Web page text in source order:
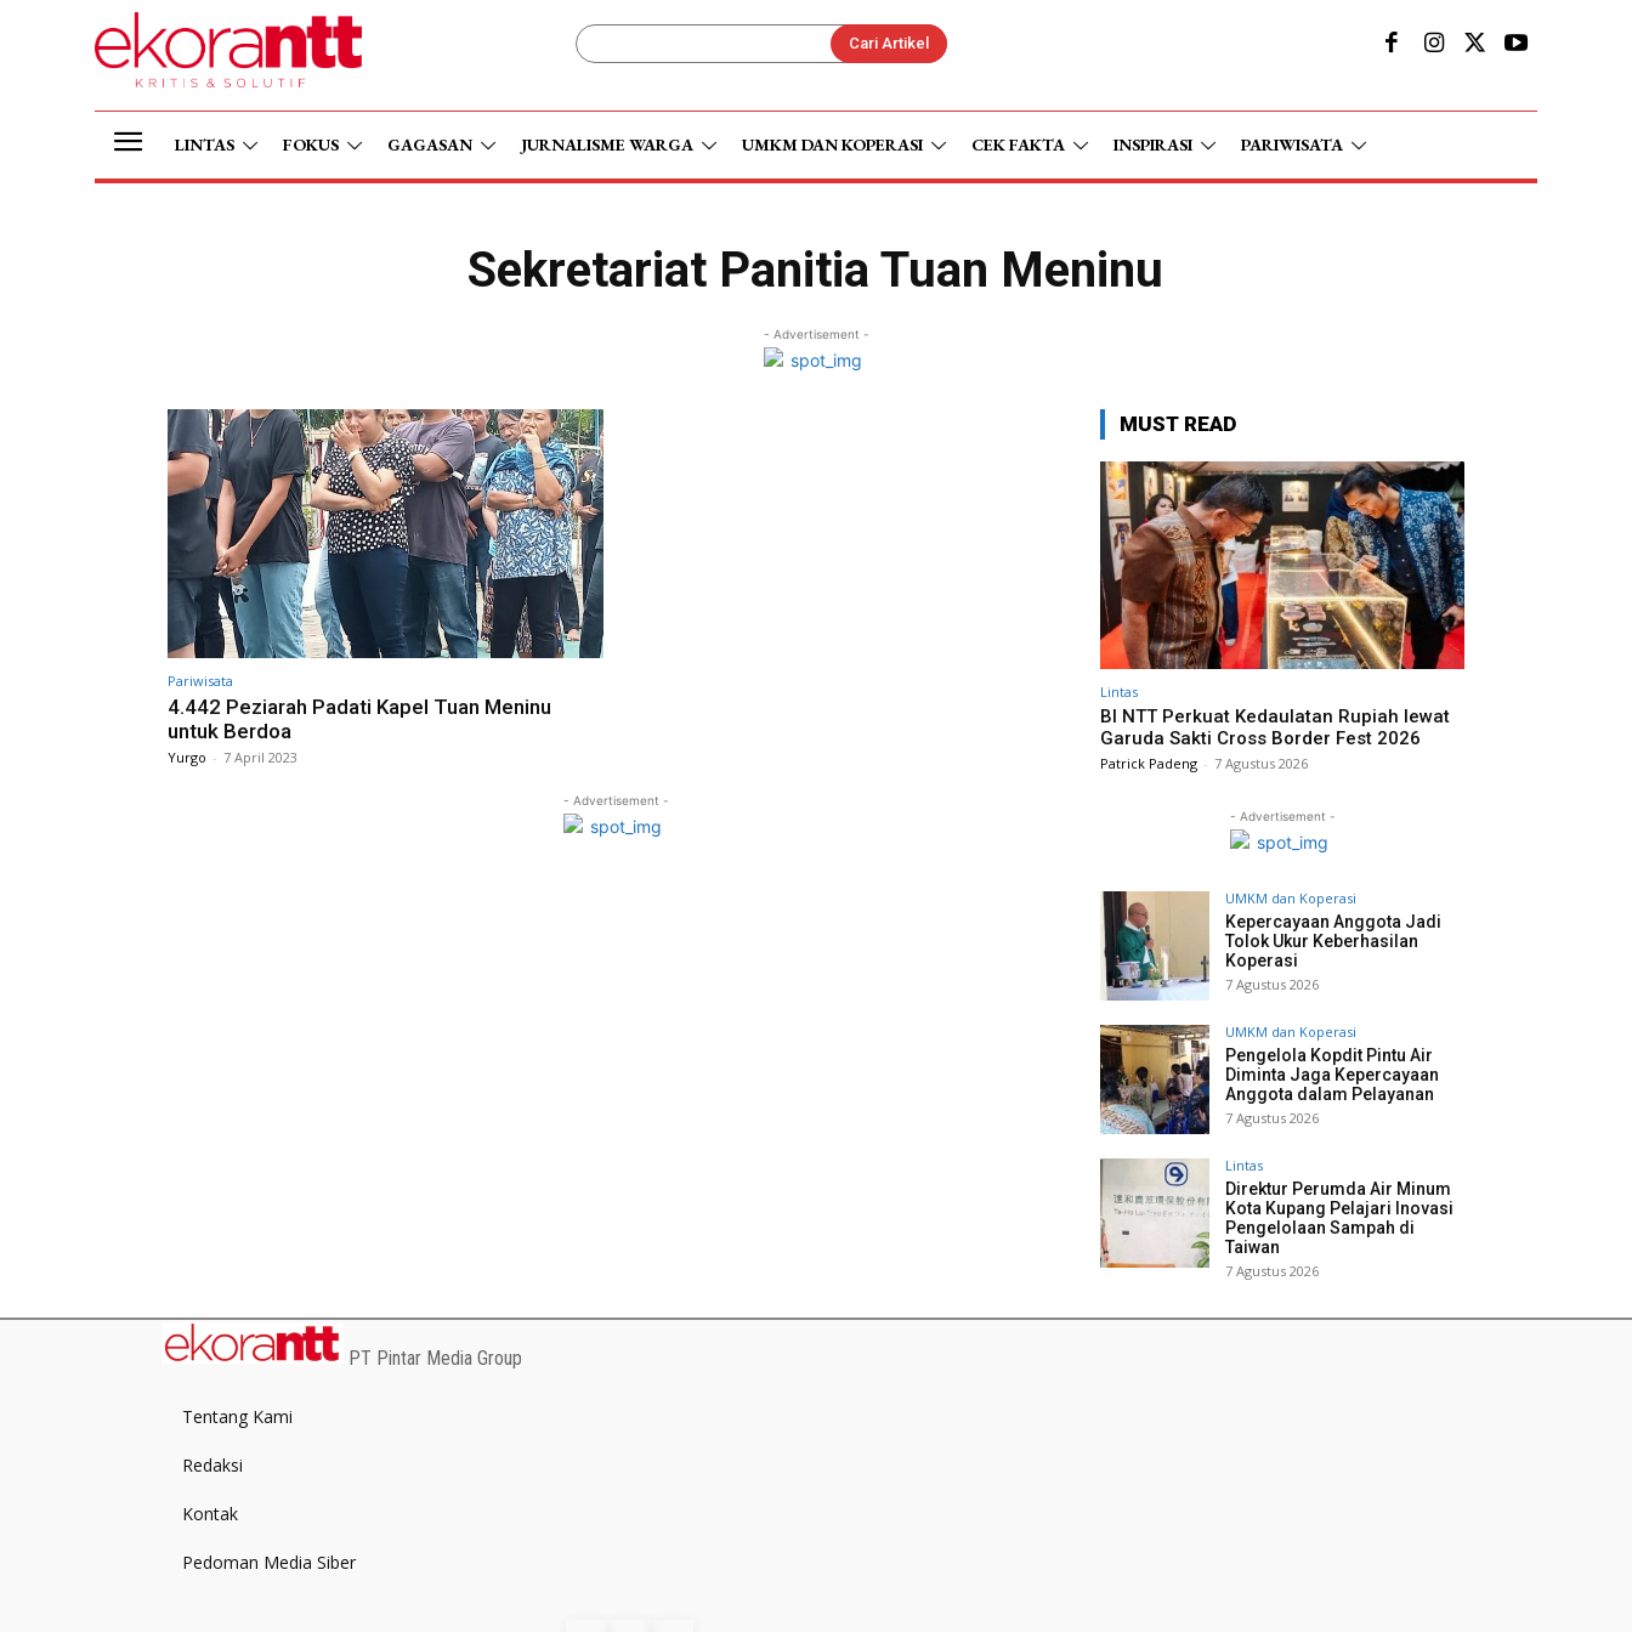
Cari Artikel
LINTAS FOKUS GAGASAN JURNALISME WARGA UMKM DAN KOPERASI CEK FAKTA INSPIRASI PARIWISATA
Sekretariat Panitia Tuan Meninu
- Advertisement -
Pariwisata
4.442 Peziarah Padati Kapel Tuan Meninu
untuk Berdoa
Yurgo - 7 April 2023
- Advertisement -
MUST READ
Lintas
BI NTT Perkuat Kedaulatan Rupiah lewat
Garuda Sakti Cross Border Fest 2026
Patrick Padeng - 7 Agustus 2026
- Advertisement -
UMKM dan Koperasi
Kepercayaan Anggota Jadi
Tolok Ukur Keberhasilan
Koperasi
7 Agustus 2026
UMKM dan Koperasi
Pengelola Kopdit Pintu Air
Diminta Jaga Kepercayaan
Anggota dalam Pelayanan
7 Agustus 2026
Lintas
Direktur Perumda Air Minum
Kota Kupang Pelajari Inovasi
Pengelolaan Sampah di
Taiwan
7 Agustus 2026
PT Pintar Media Group
Tentang Kami
Redaksi
Kontak
Pedoman Media Siber